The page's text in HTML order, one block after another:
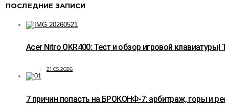
ПОСЛЕДНИЕ ЗАПИСИ
Acer Nitro OKR400: Тест и обзор игровой клавиатуры|
21.05.2026
7 причин попасть на БРОКОНФ-7: арбитраж, горы и